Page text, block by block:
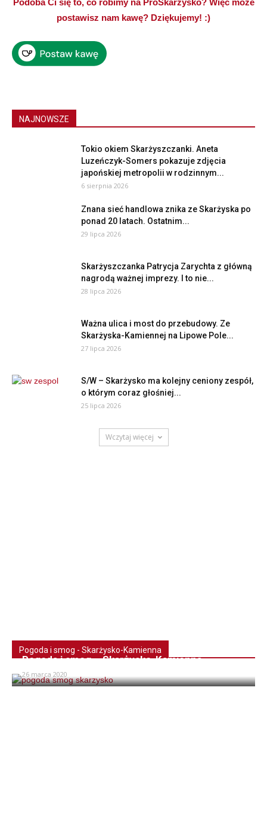
Podoba Ci się to, co robimy na ProSkarżysko? Więc może
postawisz nam kawę? Dziękujemy! :)
NAJNOWSZE
Tokio okiem Skarżyszczanki. Aneta
Luzeńczyk-Somers pokazuje zdjęcia
japońskiej metropolii w rodzinnym...
6 sierpnia 2026
Znana sieć handlowa znika ze Skarżyska po
ponad 20 latach. Ostatnim...
29 lipca 2026
Skarżyszczanka Patrycja Zarychta z główną
nagrodą ważnej imprezy. I to nie...
28 lipca 2026
Ważna ulica i most do przebudowy. Ze
Skarżyska-Kamiennej na Lipowe Pole...
27 lipca 2026
S/W – Skarżysko ma kolejny ceniony zespół,
o którym coraz głośniej...
25 lipca 2026
Wczytaj więcej
Pogoda i smog - Skarżysko-Kamienna
Pogoda i smog – Skarżysko-Kamienna
26 marca 2020